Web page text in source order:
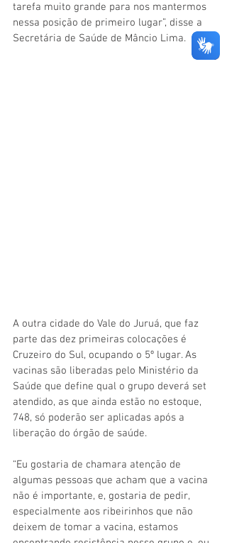
tarefa muito grande para nos mantermos
nessa posição de primeiro lugar”, disse a
Secretária de Saúde de Mâncio Lima.
A outra cidade do Vale do Juruá, que faz
parte das dez primeiras colocações é
Cruzeiro do Sul, ocupando o 5º lugar. As
vacinas são liberadas pelo Ministério da
Saúde que define qual o grupo deverá set
atendido, as que ainda estão no estoque,
748, só poderão ser aplicadas após a
liberação do órgão de saúde.
“Eu gostaria de chamara atenção de
algumas pessoas que acham que a vacina
não é importante, e, gostaria de pedir,
especialmente aos ribeirinhos que não
deixem de tomar a vacina, estamos